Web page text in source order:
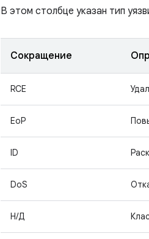
В этом столбце указан тип
Сокращение
RCE
EoP
ID
DoS
Н/Д